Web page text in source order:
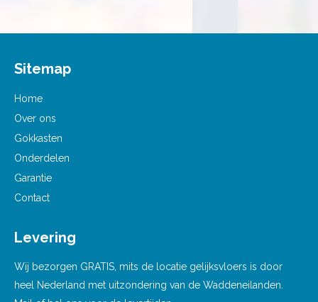
Sitemap
Home
Over ons
Gokkasten
Onderdelen
Garantie
Contact
Levering
Wij bezorgen GRATIS, mits de locatie gelijksvloers is door
heel Nederland met uitzondering van de Waddeneilanden.